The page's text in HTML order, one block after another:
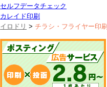
セルフデータチェック
カレイド印刷
イロドリ > チラシ・フライヤー印刷